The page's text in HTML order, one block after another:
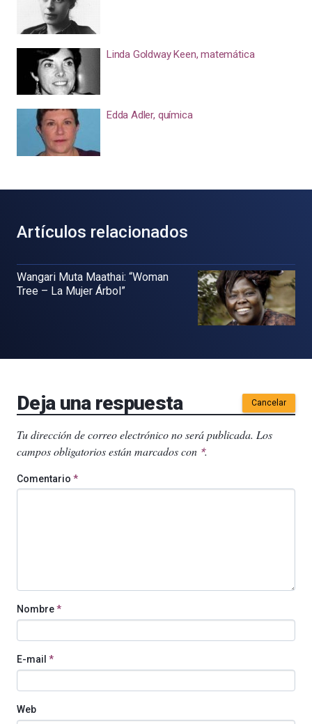
Linda Goldway Keen, matemática
Edda Adler, química
Artículos relacionados
Wangari Muta Maathai: “Woman
Tree – La Mujer Árbol”
Deja una respuesta Cancelar
Tu dirección de correo electrónico no será publicada. Los
campos obligatorios están marcados con *.
Comentario *
Nombre*
E-mail *
Web